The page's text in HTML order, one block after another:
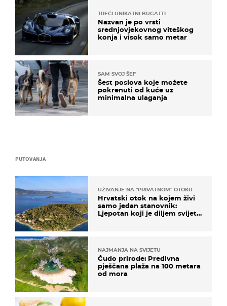
PUTOVANJA
UŽIVANJE NA "PRIVATNOM" OTOKU
Hrvatski otok na kojem živi
samo jedan stanovnik:
Ljepotan koji je diljem svijeta
NAJMANJA NA SVIJETU
Čudo prirode: Predivna
pješčana plaža na 100 metara
od mora
TREĆI UNIKATNI BUGATTI
Nazvan je po vrsti
srednjovjekovnog viteškog
konja i visok samo metar
SAM SVOJ ŠEF
Šest poslova koje možete
pokrenuti od kuće uz
minimalna ulaganja